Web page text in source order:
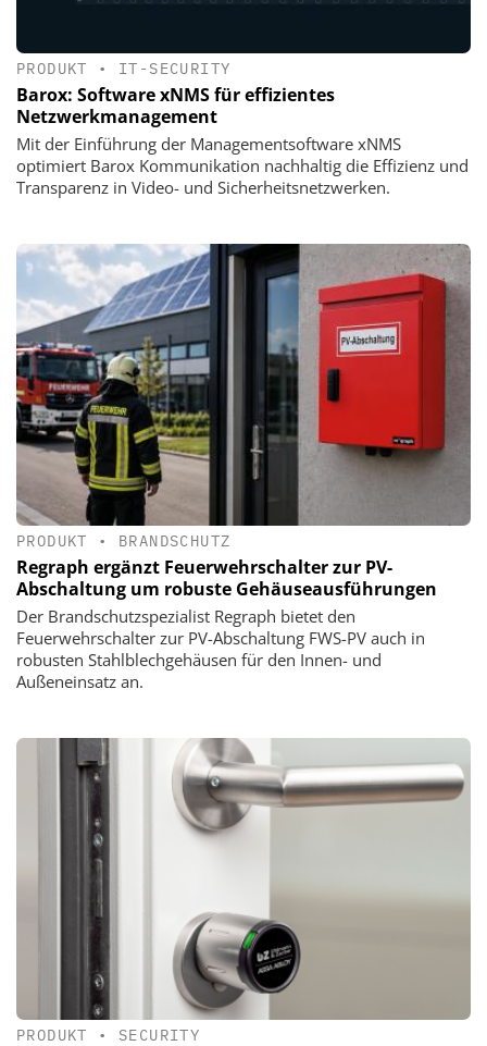
PRODUKT • IT-SECURITY
Barox: Software xNMS für effizientes
Netzwerkmanagement
Mit der Einführung der Managementsoftware xNMS
optimiert Barox Kommunikation nachhaltig die Effizienz und
Transparenz in Video- und Sicherheitsnetzwerken.
PRODUKT • BRANDSCHUTZ
Regraph ergänzt Feuerwehrschalter zur PV-
Abschaltung um robuste Gehäuseausführungen
Der Brandschutzspezialist Regraph bietet den
Feuerwehrschalter zur PV-Abschaltung FWS-PV auch in
robusten Stahlblechgehäusen für den Innen- und
Außeneinsatz an.
PRODUKT • SECURITY